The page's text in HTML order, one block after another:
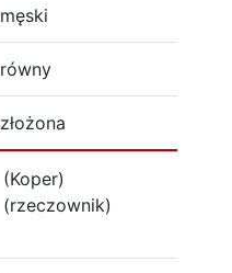
męski
równy
złożona
(Koper)
(rzeczownik)